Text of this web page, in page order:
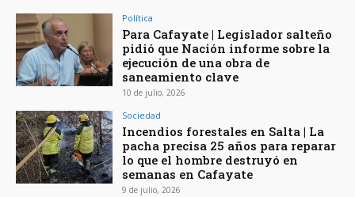
Política
Para Cafayate | Legislador salteño
pidió que Nación informe sobre la
ejecución de una obra de
saneamiento clave
10 de julio, 2026
Sociedad
Incendios forestales en Salta | La
pacha precisa 25 años para reparar
lo que el hombre destruyó en
semanas en Cafayate
9 de julio, 2026